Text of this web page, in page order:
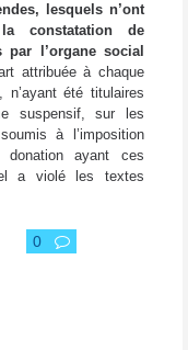
lesquels n’ont
constatation de
par l’organe social
attribuée à chaque
été titulaires
suspensif, sur les
à l’imposition
donation ayant ces
a violé les textes
0